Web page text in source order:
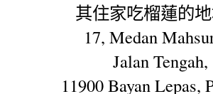
其住家吃榴蓮的
17, Medan
Jalan Tengah,
11900 Bayan Lepas,